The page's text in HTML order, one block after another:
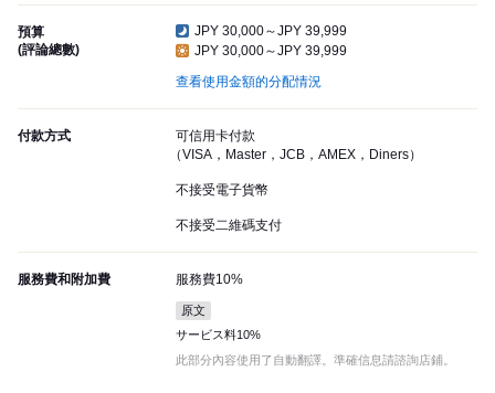
預算
(評論總數)
JPY 30,000～JPY 39,999
JPY 30,000～JPY 39,999
查看使用金額的分配情況
付款方式
可信用卡付款
（VISA，Master，JCB，AMEX，Diners）
不接受電子貨幣
不接受二維碼支付
服務費和附加費 服務費10%
原文
サービス料10%
此部分內容使用了自動翻譯。準確信息請諮詢店鋪。